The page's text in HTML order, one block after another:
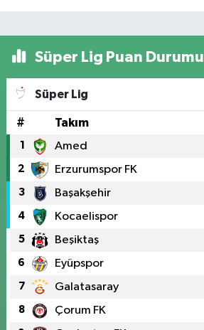
Süper Lig Puan Durumu
Süper Lig
# Takım
1 Amed
2 Erzurumspor FK
3 Başakşehir
4 Kocaelispor
5 Beşiktaş
6 Eyüpspor
7 Galatasaray
8 Çorum FK